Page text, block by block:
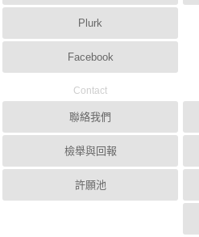
Plurk
Facebook
Contact
聯絡我們
檢舉與回報
許願池